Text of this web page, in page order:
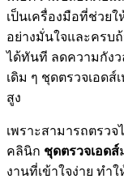
เป็นเครื่องมือที่ช่วย
อย่างมั่นใจและครบ
ได้ทันที ลดความกังว
เดิม ๆ ชุดตรวจเอด
สูง
เพราะสามารถตรว
คลินิก ชุดตรวจเอดส์
งานที่เข้าใจง่าย ทำ